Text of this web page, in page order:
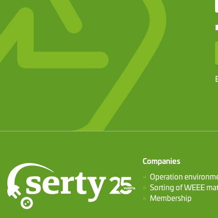
Companies
Operation
Sorting of WEEE
Membership